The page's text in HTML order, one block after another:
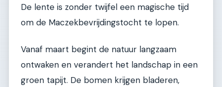
De lente is zonder twijfel een magische tijd
om de Maczekbevrijdingstocht te lopen.
Vanaf maart begint de natuur langzaam
ontwaken en verandert het landschap in een
groen tapijt. De bomen krijgen bladeren,